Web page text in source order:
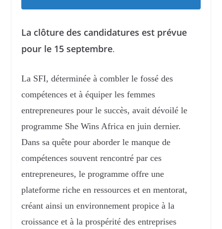
La clôture des candidatures est prévue
pour le 15 septembre.
La SFI, déterminée à combler le fossé des
compétences et à équiper les femmes
entrepreneures pour le succès, avait dévoilé le
programme She Wins Africa en juin dernier.
Dans sa quête pour aborder le manque de
compétences souvent rencontré par ces
entrepreneures, le programme offre une
plateforme riche en ressources et en mentorat,
créant ainsi un environnement propice à la
croissance et à la prospérité des entreprises